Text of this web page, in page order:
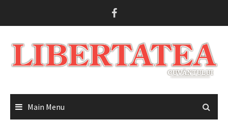
Main Menu